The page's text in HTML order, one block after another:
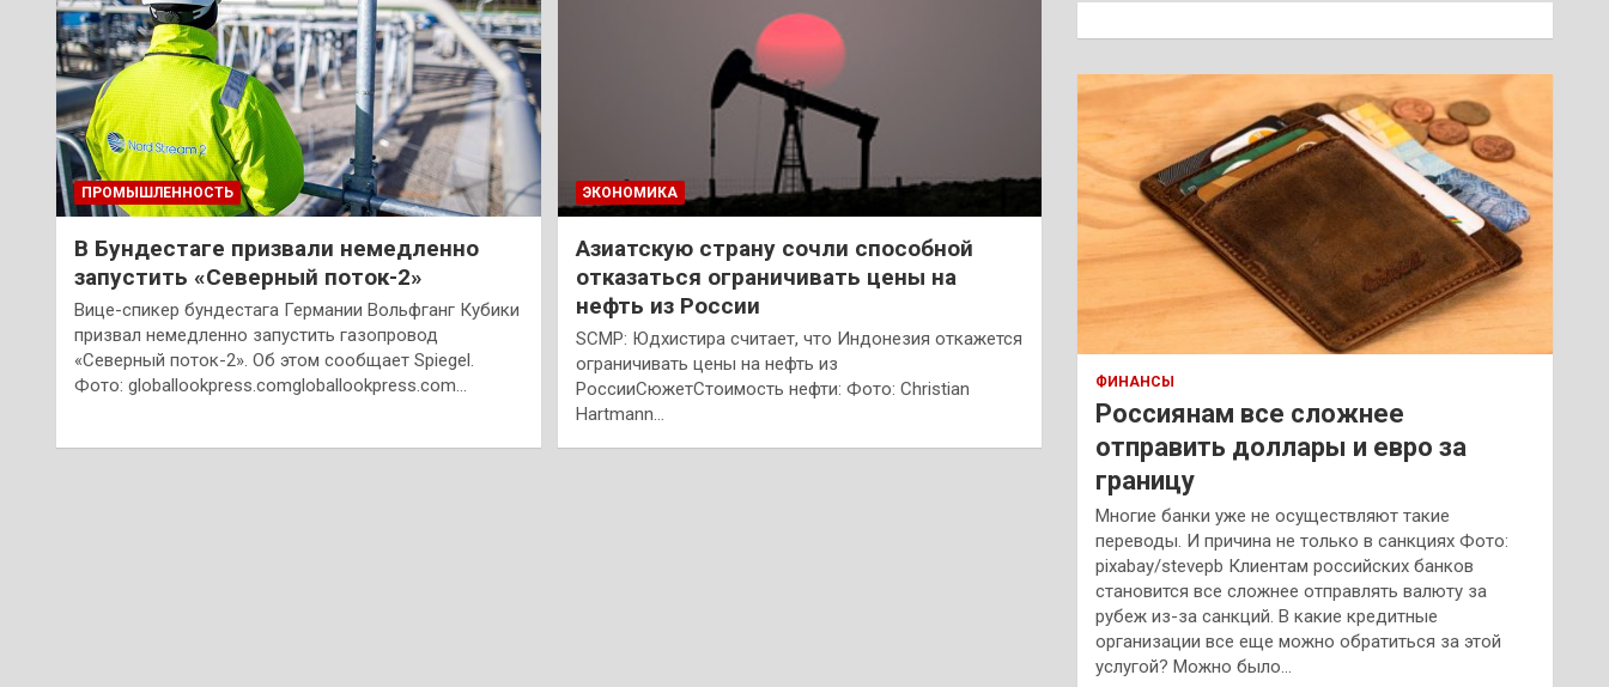
ПРОМЫШЛЕННОСТЬ
В Бундестаге призвали немедленно
запустить «Северный поток-2»
Вице-спикер бундестага Германии Вольфганг Кубики
призвал немедленно запустить газопровод
«Северный поток-2». Об этом сообщает Spiegel.
Фото: globallookpress.comgloballookpress.com…
ЭКОНОМИКА
Азиатскую страну сочли способной
отказаться ограничивать цены на
нефть из России
SCMP: Юдхистира считает, что Индонезия откажется
ограничивать цены на нефть из
РоссииСюжетСтоимость нефти: Фото: Christian
Hartmann…
к
ФИНАНСЫ
Россиянам все сложнее
отправить доллары и евро за
границу
Многие банки уже не осуществляют такие
переводы. И причина не только в санкциях Фото:
pixabay/stevepb Клиентам российских банков
становится все сложнее отправлять валюту за
рубеж из-за санкций. В какие кредитные
организации все еще можно обратиться за этой
услугой? Можно было…